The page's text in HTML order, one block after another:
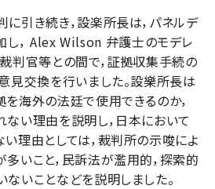
引き続き，設楽所長は，パネルデ
し， Alex Wilson 弁護士のモデレ
判官等との間で，証拠収集手続の
見交換を行いました。設樂所長は
海外の法廷で使用できるのか，
い理由を説明し，日本において
理由としては，裁判所の示唆によ
いこと，民訴法が濫用的，探索的
いことなどを説明しました。